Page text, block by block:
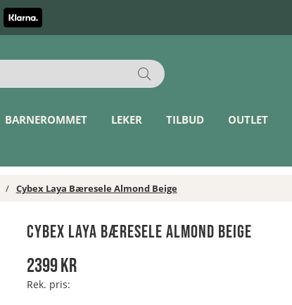
BARNEROMMET LEKER TILBUD OUTLET
Cybex Laya Bæresele Almond Beige
Cybex Laya Bæresele Almond Beige
2399kr
Rek. pris: